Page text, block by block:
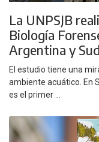
La UNPSJB
Biología
Argentina y
El estudio tiene una
ambiente acuático. En
es el primer ...